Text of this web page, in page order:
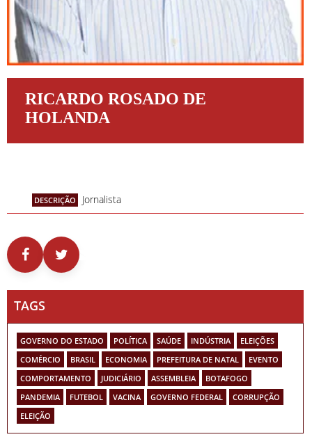
RICARDO ROSADO DE
HOLANDA
DESCRIÇÃO Jornalista
TAGS
GOVERNO DO ESTADO POLÍTICA SAÚDE INDÚSTRIA
ELEIÇÕES
COMÉRCIO
BRASIL ECONOMIA PREFEITURA DE NATAL
EVENTO
COMPORTAMENTO
JUDICIÁRIO ASSEMBLEIA
BOTAFOGO
PANDEMIA
FUTEBOL VACINA GOVERNO FEDERAL
CORRUPÇÃO
ELEIÇÃO